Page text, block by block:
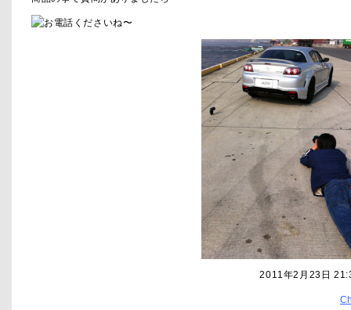
お電話くださいね〜
2011年2月23日